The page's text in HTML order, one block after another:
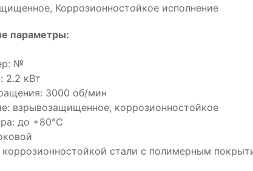
Коррозионностойкое исполнение
параметры:
№
2.2 кВт
3000 об/мин
взрывозащищенное, коррозионностойкое
до +80°С
коррозионностойкой стали с полимерным